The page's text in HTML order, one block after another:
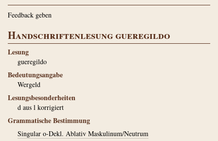
Feedback geben
Handschriftenlesung gueregildo
Lesung
gueregildo
Bedeutungsangabe
Wergeld
Lesungsbesonderheiten
d aus l korrigiert
Grammatische Bestimmung
Singular o-Dekl. Ablativ Maskulinum/Neutrum